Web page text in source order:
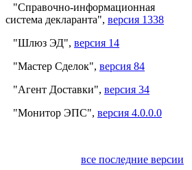
"Справочно-информационная
система декларанта", версия 1338
"Шлюз ЭД", версия 14
"Мастер Сделок", версия 84
"Агент Доставки", версия 34
"Монитор ЭПС", версия 4.0.0.0
все последние версии